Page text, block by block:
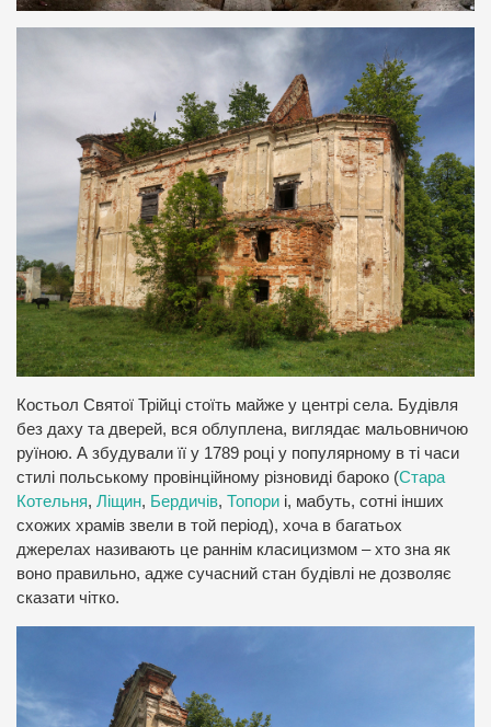
Костьол Святої Трійці стоїть майже у центрі села. Будівля
без даху та дверей, вся облуплена, виглядає мальовничою
руїною. А збудували її у 1789 році у популярному в ті часи
стилі польському провінційному різновиді бароко (Стара
Котельня, Ліщин, Бердичів, Топори і, мабуть, сотні інших
схожих храмів звели в той період), хоча в багатьох
джерелах називають це раннім класицизмом – хто зна як
воно правильно, адже сучасний стан будівлі не дозволяє
сказати чітко.